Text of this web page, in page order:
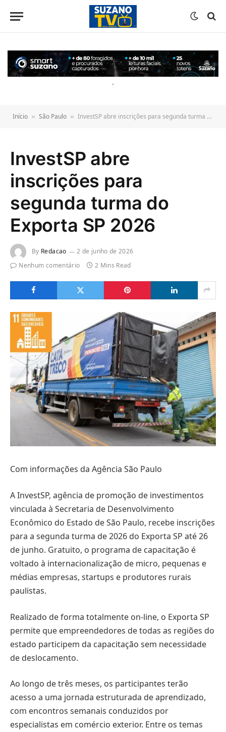
conteúdo
.
Início » São Paulo » InvestSP abre inscrições para segunda turma do Exporta SP 2026
InvestSP abre
inscrições para
segunda turma do
Exporta SP 2026
By Redacao
2 de junho de 2026
Nenhum comentário
2 Mins Read
Com informações da Agência São Paulo
A InvestSP, agência de promoção de investimentos
vinculada à Secretaria de Desenvolvimento
Econômico do Estado de São Paulo, recebe inscrições
para a segunda turma de 2026 do Exporta SP até 26
de junho. Gratuito, o programa de capacitação é
voltado à internacionalização de micro, pequenas e
médias empresas, startups e produtores rurais
paulistas.
Realizado de forma totalmente on-line, o Exporta SP
permite que empreendedores de todas as regiões do
estado participem da capacitação sem necessidade
de deslocamento.
Ao longo de três meses, os participantes terão
acesso a uma jornada estruturada de aprendizado,
com encontros semanais conduzidos por
especialistas em comércio exterior. Entre os temas